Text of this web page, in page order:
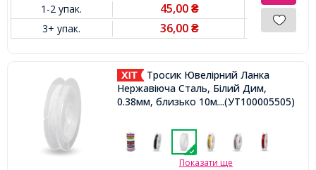
1-2 упак.
45,00₴
3+ упак. 36,00₴
Тросик Ювелірний Ланка
Нержавіюча Сталь, Білий Дим,
0.38мм, близько 10м/котушка,
...(УТ100005505)
Показати ще